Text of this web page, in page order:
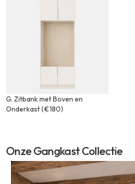
G. Zitbank met Boven en
Onderkast (€180)
Onze Gangkast Collectie